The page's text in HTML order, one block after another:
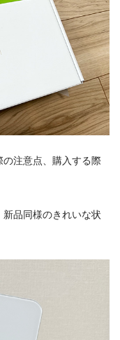
注意点、購入する際
品同様のきれいな状